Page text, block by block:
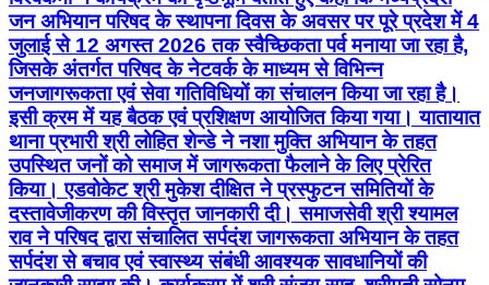
थाना प्रभारी श्री लोहित शेन्डे ने नशा मुक्ति अभियान के तहत
उपस्थित जनों को समाज में जागरूकता फैलाने के लिए प्रेरित
किया। एडवोकेट श्री मुकेश दीक्षित ने प्रस्फुटन समितियों के
दस्तावेजीकरण की विस्तृत जानकारी दी। समाजसेवी श्री श्यामल
राव ने परिषद द्वारा संचालित सर्पदंश जागरूकता अभियान के तहत
सर्पदंश से बचाव एवं स्वास्थ्य संबंधी आवश्यक सावधानियों की
जानकारी साझा की। कार्यक्रम में श्री संजय साहू, श्रीमती सोनम
अहरवार एवं श्रीमती तृप्ति सिंह ने "एक पेड़ मां के नाम" अभियान,
स्वैच्छिकता पर्व तथा नवांकुर सखी कार्यक्रम की जानकारी देते हुए
इन अभियानों में जनसहभागिता बढ़ाने का आह्वान किया। कार्यक्रम
के अंत में सभी उपस्थित जनों को नशा मुक्ति अभियान के अंतर्गत
शपथ दिलाई गई। आभार प्रदर्शन श्रीमती तृप्ति सिंह ने किया।